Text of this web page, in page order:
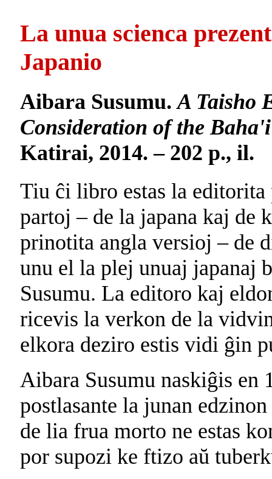
La unua scienca
Japanio
Aibara Susumu.A Taisho
Consideration of the
Katirai, 2014. – 202 p., il.
Tiu ĉi libro estas la
partoj – de la japana kaj de
prinotita angla versioj – de
unu el la plej unuaj japanaj
Susumu. La editoro kaj
ricevis la verkon de la
elkora deziro estis vidi ĝin
Aibara Susumu naskiĝis en
postlasante la junan
de lia frua morto ne estas
por supozi ke ftizo aŭ